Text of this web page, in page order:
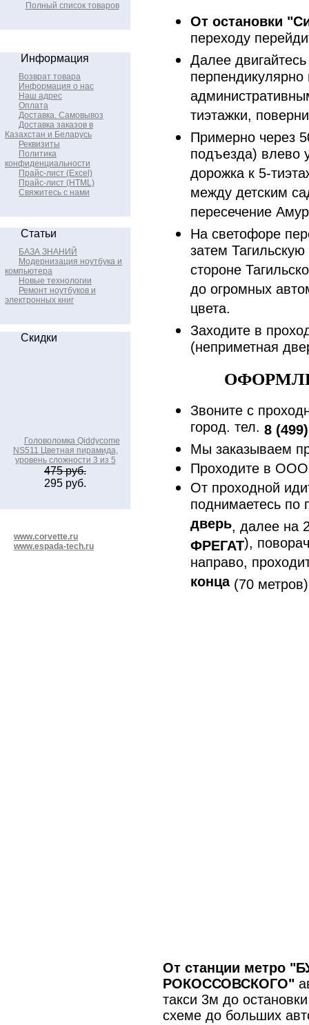
Полный список товаров
Информация
Возврат товара
Информация о нас
Наш адрес
Оплата
Доставка. Самовывоз
Доставка заказов в
Казахстан и Беларусь
Реквизиты
Политика
конфиденциальности
Прайс-лист (Excel)
Прайс-лист (HTML)
Свяжитесь с нами
Статьи
БАЗА ЗНАНИЙ
Модернизация ноутбука и
компьютера
Новые технологии
Ремонт ноутбуков и
электронных книг
Скидки
Головоломка Qiddycome
NS511 Цветная пирамида,
уровень сложности 3 из 5
475 руб.
295 руб.
www.corvette.ru
www.espada-tech.ru
От остановки
переходу
Далее
тиэтажки,
Примерно через
подъезда) влево
дорожка к 5-
между детским
пересечение
На светофоре
затем
стороне
до огромных
цвета.
Заходите в
(неприметная
Звоните с
город. тел. 8
Мы заказываем
Проходите в ООО
От проходной
поднимаетесь по
дверь, далее на
ФРЕГАТ),
направо,
конца(70 метров)
От станции метро
РОКОССОВСКОГО"
такси 3м до
схеме до больших